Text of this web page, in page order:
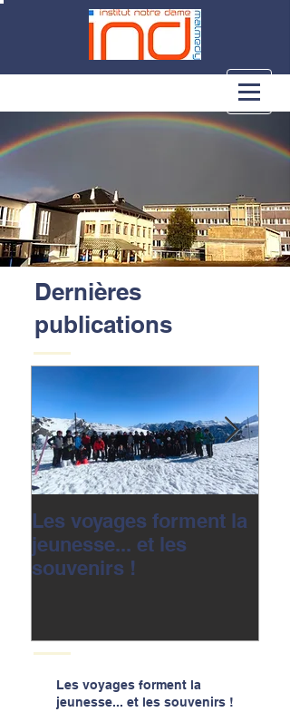
Dernières
publications
Les voyages forment la
jeunesse... et les
souvenirs !
Les voyages forment la
jeunesse... et les souvenirs !